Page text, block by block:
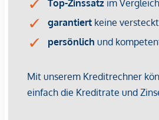
Bei diesem Angebot handelt es sich
Vorsorgewohnung, die zu
Der angegebene Kaufpreis
20% USt. Diese Daten sind
Betriebskosten : Die aktuell